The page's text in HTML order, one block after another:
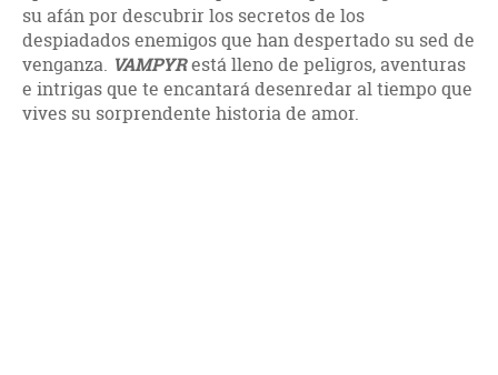
su afán por descubrir los secretos de los
despiadados enemigos que han despertado su sed de
venganza. VAMPYRestá lleno de peligros, aventuras
e intrigas que te encantará desenredar al tiempo que
vives su sorprendente historia de amor.